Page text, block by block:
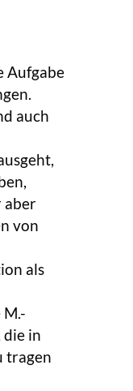
Aufgabe
auch
aber
von
als
die in
tragen